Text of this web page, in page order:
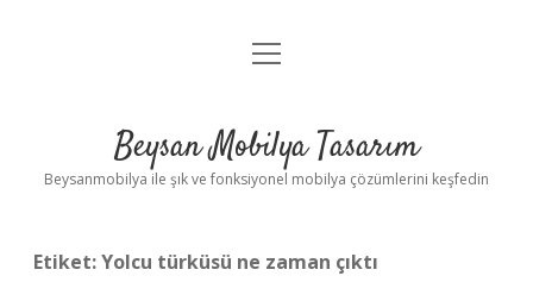
Anasayfa
Yasal Uyarı
menüyü
Beysan Mobilya Tasarım
Beysanmobilya ile şık ve fonksiyonel mobilya çözümlerini keşfedin
Etiket:Yolcu türküsü ne zaman çıktı